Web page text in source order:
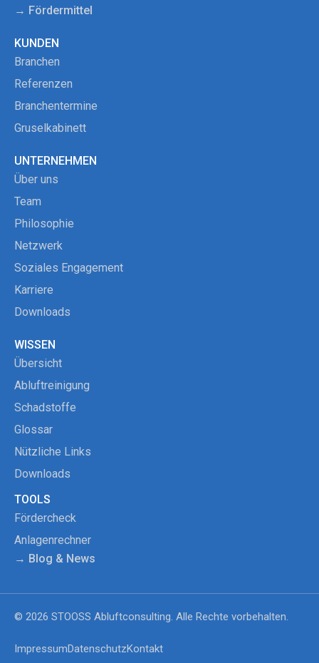
→ Fördermittel
KUNDEN
Branchen
Referenzen
Branchentermine
Gruselkabinett
UNTERNEHMEN
Über uns
Team
Philosophie
Netzwerk
Soziales Engagement
Karriere
Downloads
WISSEN
Übersicht
Abluftreinigung
Schadstoffe
Glossar
Nützliche Links
Downloads
TOOLS
Fördercheck
Anlagenrechner
→ Blog & News
© 2026 STOOSS Abluftconsulting. Alle Rechte vorbehalten.
ImpressumDatenschutzKontakt